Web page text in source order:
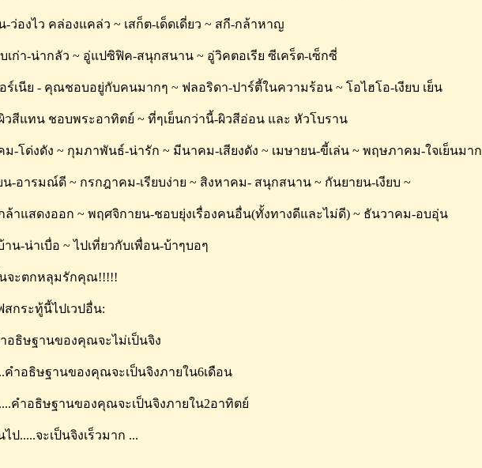
-ว่องไว คล่องแคล่ว ~ เสก็ต-เด็ดเดี่ยว ~ สกี-กล้าหาญ
บเก่า-น่ากลัว ~ อู่แปซิฟิค-สนุกสนาน ~ อู่วิคตอเรีย ซีเคร็ต-เซ็กซี่
ร์เนีย - คุณชอบอยู่กับคนมากๆ ~ ฟลอริดา-ปาร์ตี้ในความร้อน ~ โอไฮโอ-เงียบ เย็น
ผิวสีแทน ชอบพระอาทิตย์ ~ ที่ๆเย็นกว่านี้-ผิวสีอ่อน และ หัวโบราน
ม-โด่งดัง ~ กุมภาพันธ์-น่ารัก ~ มีนาคม-เสียงดัง ~ เมษายน-ขี้เล่น ~ พฤษภาคม-ใจเย็นมาก
-อารมณ์ดี ~ กรกฎาคม-เรียบง่าย ~ สิงหาคม- สนุกสนาน ~ กันยายน-เงียบ ~
ล้าแสดงออก ~ พฤศจิกายน-ชอบยุ่งเรื่องคนอื่น(ทั้งทางดีและไม่ดี) ~ ธันวาคม-อบอุ่น
าน-น่าเบื่อ ~ ไปเที่ยวกับเพื่อน-บ้าๆบอๆ
จะตกหลุมรักคุณ!!!!!
กระทู้นี้ไปเวปอื่น:
ำอธิษฐานของคุณจะไม่เป็นจิง
คำอธิษฐานของคุณจะเป็นจิงภายใน6เดือน
....คำอธิษฐานของคุณจะเป็นจิงภายใน2อาทิตย์
ไป.....จะเป็นจิงเร็วมาก ...